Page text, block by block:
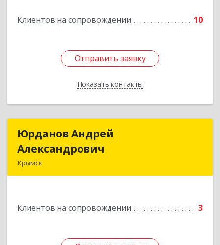
Клиентов на сопровождении 10
Отправить заявку
Показать контакты
Подробнее
Отправить заявку
Назад
Юрданов Андрей
Александрович
Крымск
Клиентов на сопровождении 3
Юрданов Андрей
Подробнее